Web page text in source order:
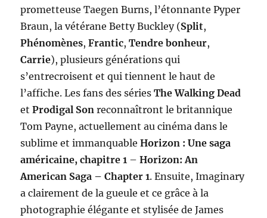
prometteuse Taegen Burns, l’étonnante Pyper
Braun, la vétérane Betty Buckley (Split,
Phénomènes,Frantic,Tendre bonheur,
Carrie), plusieurs générations qui
s’entrecroisent et qui tiennent le haut de
l’affiche. Les fans des sériesThe Walking Dead
etProdigal Son reconnaîtront le britannique
Tom Payne, actuellement au cinéma dans le
sublime et immanquableHorizon : Une saga
américaine, chapitre 1 – Horizon: An
American Saga – Chapter 1. Ensuite, Imaginary
a clairement de la gueule et ce grâce à la
photographie élégante et stylisée de James